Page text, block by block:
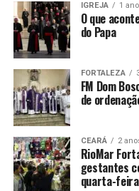
IGREJA 1
O que
do Papa
FORTALEZA
FM Dom
de
CEARÁ 2
RioMar
gestantes
quarta-